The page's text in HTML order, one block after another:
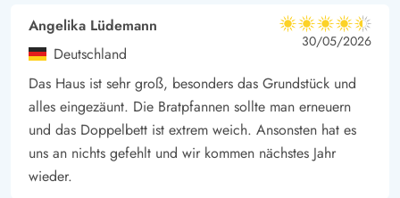
zum Entspannen und Sonnenbaden einlädt. Hier könnt ihr euch
zurücklehnen, ein Buch lesen oder einfach die Ruhe genießen.
Der Grillplatz ist perfekt für gesellige BBQ-Abende und leckere
Mahlzeiten im Freien.
Praktische Lage in Bork Havn
Entdeckt die wunderschöne Umgebung eures Ferienhauses in
Bork Havn – hier warten zahlreiche Erlebnisse auf euch.
Nur 1,5km entfernt liegt der Ringkøbing Fjord, ein echtes
Angelika Lüdemann
Deutschland
4.5 von 5
4.5 von 5
4.5 out of 5
30/05/2026
Das Haus ist sehr groß, besonders das Grundstück und
alles eingezäunt. Die Bratpfannen sollte man erneuern
und das Doppelbett ist extrem weich. Ansonsten hat es
uns an nichts gefehlt und wir kommen nächstes Jahr
wieder.